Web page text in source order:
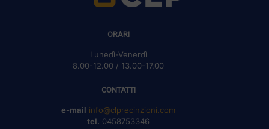
ORARI
Lunedì-Venerdì
8.00-12.00 / 13.00-17.00
CONTATTI
e-mail info@clprecinzioni.com
tel. 0458753346